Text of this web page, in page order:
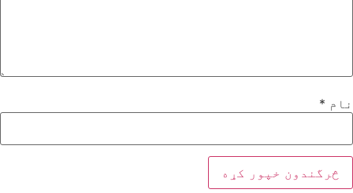
نام *